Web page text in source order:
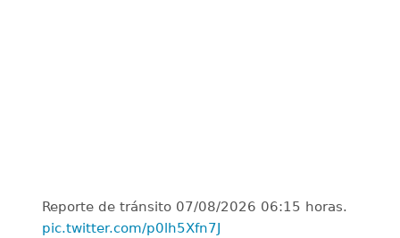
Reporte de tránsito 07/08/2026 06:15 horas.
pic.twitter.com/p0lh5Xfn7J